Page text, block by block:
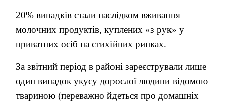
20% випадків стали наслідком вживання
молочних продуктів, куплених «з рук» у
приватних осіб на стихійних ринках.
За звітний період в районі зареєстрували лише
один випадок укусу дорослої людини відомою
твариною (переважно йдеться про домашніх